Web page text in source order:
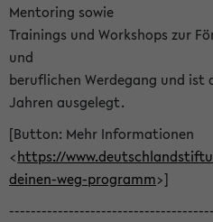
Mentoring sowie
Trainings und Workshops zur
und
beruflichen Werdegang und ist
Jahren ausgelegt.
[Button: Mehr Informationen
<https://
deinen-weg-programm>]